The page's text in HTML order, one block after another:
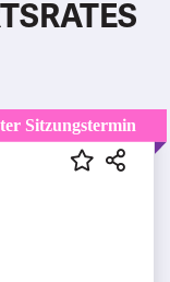
Sitzungstermin